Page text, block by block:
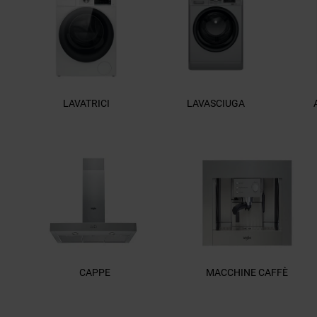
LAVATRICI LAVASCIUGA
CAPPE MACCHINE CAFFÈ